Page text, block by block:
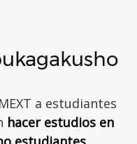
a estudiantes
hacer estudios en